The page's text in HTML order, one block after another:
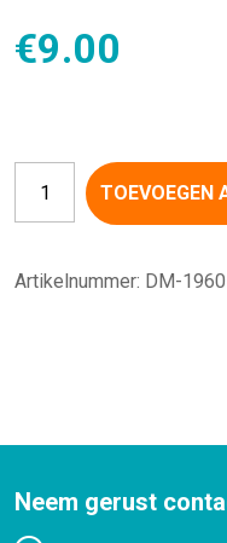
€9.00
Connector recht 22M-
TOEVOEGEN
Artikelnummer: DM-1960
Neem gerust